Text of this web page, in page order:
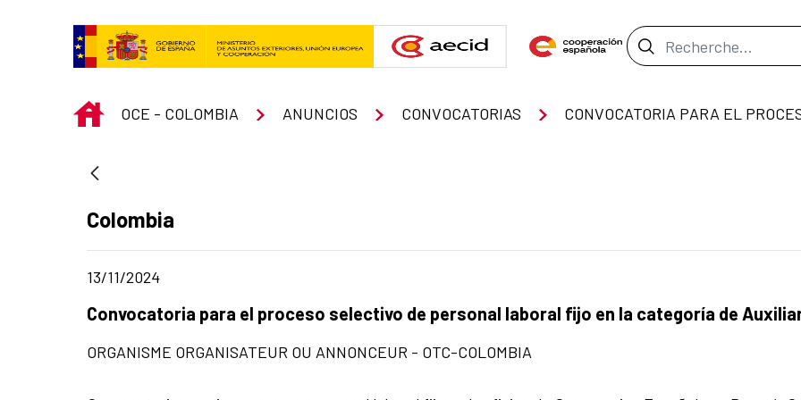
Barre de
INICIO
OCE - COLOMBIA ANUNCIOS CONVOCATORIAS
Apartado del anuncio:
Colombia
Fecha de publicación de la noticia
13/11/2024
Título del anuncio:
Convocatoria para el proceso selectivo de personal laboral fijo en la categoría de
ORGANISME ORGANISATEUR OU ANNONCEUR - OTC-COLOMBIA